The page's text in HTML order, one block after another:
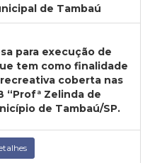
de Tambaú
para execução de
tem como finalidade
coberta nas
“Profª Zelinda de
de Tambaú/SP.